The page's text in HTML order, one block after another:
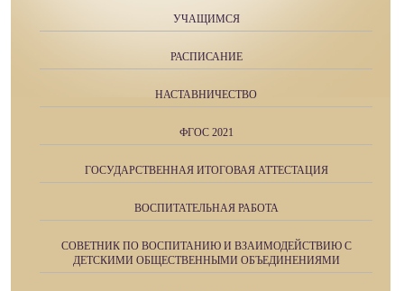
УЧАЩИМСЯ
РАСПИСАНИЕ
НАСТАВНИЧЕСТВО
ФГОС 2021
ГОСУДАРСТВЕННАЯ ИТОГОВАЯ АТТЕСТАЦИЯ
ВОСПИТАТЕЛЬНАЯ РАБОТА
СОВЕТНИК ПО ВОСПИТАНИЮ И ВЗАИМОДЕЙСТВИЮ С
ДЕТСКИМИ ОБЩЕСТВЕННЫМИ ОБЪЕДИНЕНИЯМИ